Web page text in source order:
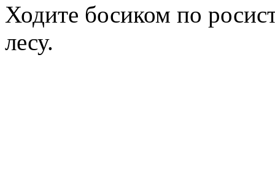
Ходите босиком по
лесу.